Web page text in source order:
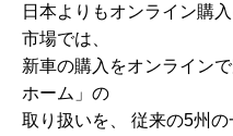
日本よりもオンライン購
市場では、
新車の購入をオンライン
ホーム」の
取り扱いを、 従来の5州